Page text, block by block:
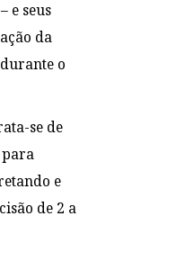
e seus
da
o
se de
para
e
de 2 a